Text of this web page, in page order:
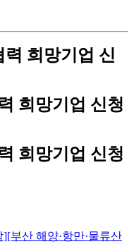
희망기업 신
희망기업 신청
희망기업 신청
부산 해양·항만·물류산